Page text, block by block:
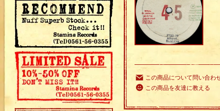
この商品について問い合わ
この商品を友達に教える